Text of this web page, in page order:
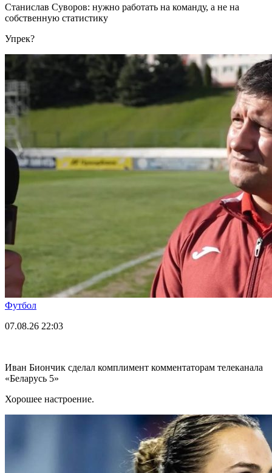
Станислав Суворов: нужно работать на команду, а не на
собственную статистику
Упрек?
Футбол
07.08.26 22:03
Иван Биончик сделал комплимент комментаторам телеканала
«Беларусь 5»
Хорошее настроение.